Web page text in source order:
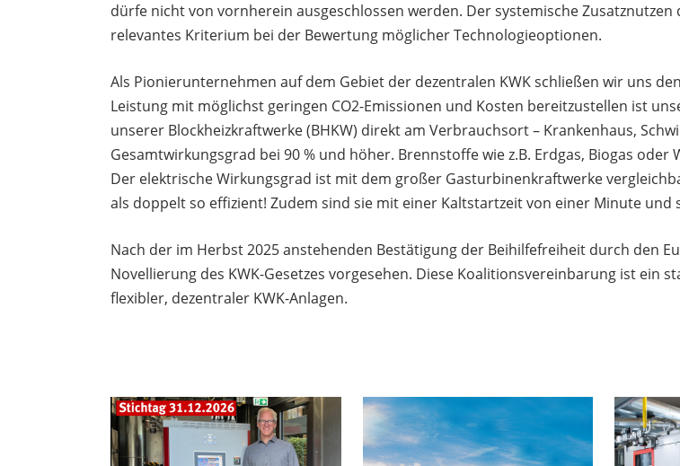
dürfe nicht von vornherein ausgeschlossen werden. Der systemische
relevantes Kriterium bei der Bewertung möglicher Technologieoptionen.
Als Pionierunternehmen auf dem Gebiet der dezentralen KWK schließen wir uns
Leistung mit möglichst geringen CO2-Emissionen und Kosten bereitzustellen ist
unserer Blockheizkraftwerke (BHKW) direkt am Verbrauchsort – Krankenhaus,
Gesamtwirkungsgrad bei 90 % und höher. Brennstoffe wie z.B. Erdgas, Biogas
Der elektrische Wirkungsgrad ist mit dem großer Gasturbinenkraftwerke
als doppelt so effizient! Zudem sind sie mit einer Kaltstartzeit von einer Minute
Nach der im Herbst 2025 anstehenden Bestätigung der Beihilfefreiheit durch den
Novellierung des KWK-Gesetzes vorgesehen. Diese Koalitionsvereinbarung ist ein
flexibler, dezentraler KWK-Anlagen.